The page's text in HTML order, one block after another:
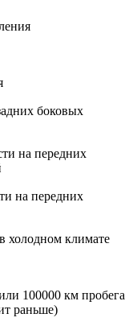
боковых
на передних
на передних
холодном климате
100000 км пробега
раньше)